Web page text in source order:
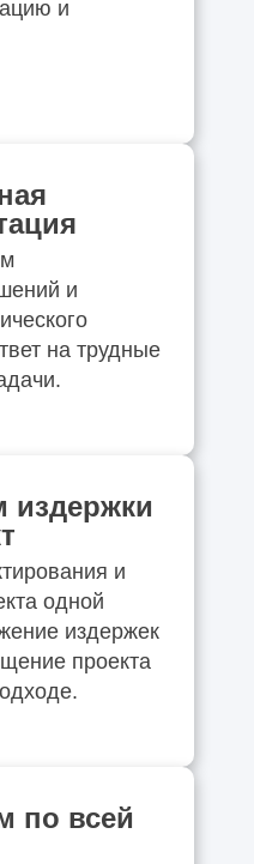
и
и
на трудные
издержки
и
одной
издержек
проекта
по всей